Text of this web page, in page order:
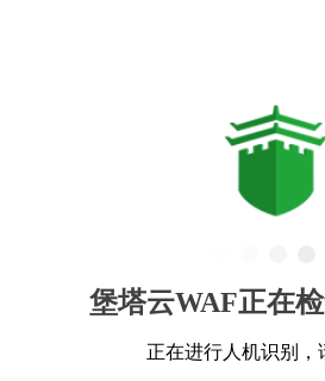
堡塔云WAF正在
正在进行人机识别，